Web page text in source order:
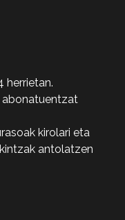
herrietan.
abonatuentzat
kirolari eta
antolatzen